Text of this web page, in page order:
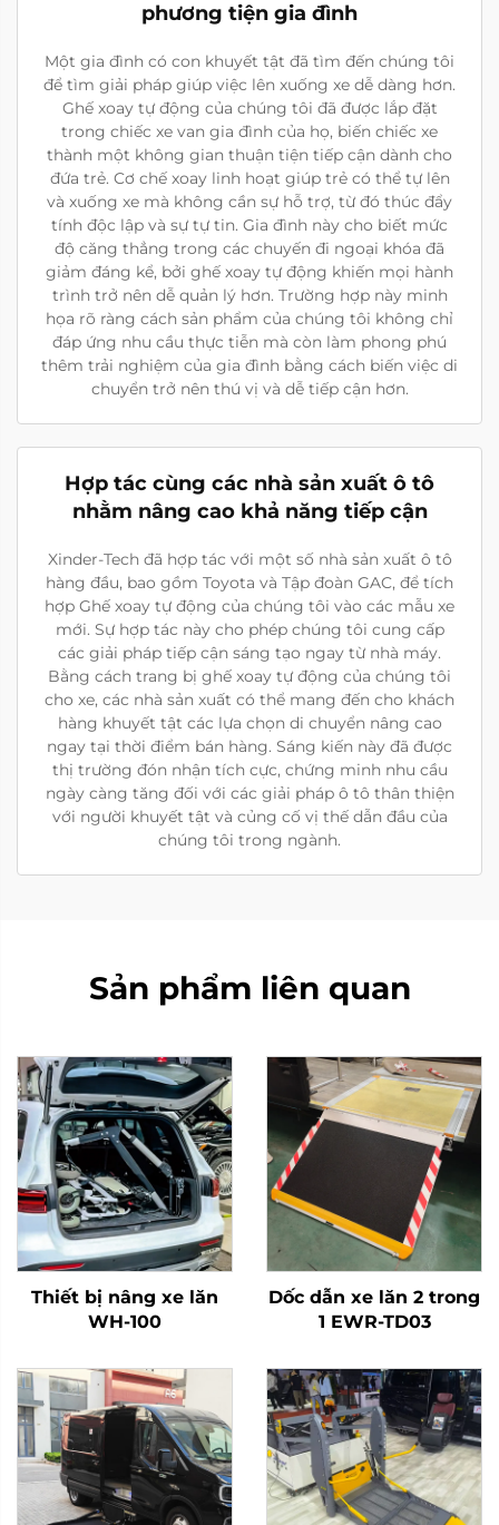
phương tiện gia đình
Một gia đình có con khuyết tật đã tìm đến chúng tôi
để tìm giải pháp giúp việc lên xuống xe dễ dàng hơn.
Ghế xoay tự động của chúng tôi đã được lắp đặt
trong chiếc xe van gia đình của họ, biến chiếc xe
thành một không gian thuận tiện tiếp cận dành cho
đứa trẻ. Cơ chế xoay linh hoạt giúp trẻ có thể tự lên
và xuống xe mà không cần sự hỗ trợ, từ đó thúc đẩy
tính độc lập và sự tự tin. Gia đình này cho biết mức
độ căng thẳng trong các chuyến đi ngoại khóa đã
giảm đáng kể, bởi ghế xoay tự động khiến mọi hành
trình trở nên dễ quản lý hơn. Trường hợp này minh
họa rõ ràng cách sản phẩm của chúng tôi không chỉ
đáp ứng nhu cầu thực tiễn mà còn làm phong phú
thêm trải nghiệm của gia đình bằng cách biến việc di
chuyển trở nên thú vị và dễ tiếp cận hơn.
Hợp tác cùng các nhà sản xuất ô tô
nhằm nâng cao khả năng tiếp cận
Xinder-Tech đã hợp tác với một số nhà sản xuất ô tô
hàng đầu, bao gồm Toyota và Tập đoàn GAC, để tích
hợp Ghế xoay tự động của chúng tôi vào các mẫu xe
mới. Sự hợp tác này cho phép chúng tôi cung cấp
các giải pháp tiếp cận sáng tạo ngay từ nhà máy.
Bằng cách trang bị ghế xoay tự động của chúng tôi
cho xe, các nhà sản xuất có thể mang đến cho khách
hàng khuyết tật các lựa chọn di chuyển nâng cao
ngay tại thời điểm bán hàng. Sáng kiến này đã được
thị trường đón nhận tích cực, chứng minh nhu cầu
ngày càng tăng đối với các giải pháp ô tô thân thiện
với người khuyết tật và củng cố vị thế dẫn đầu của
chúng tôi trong ngành.
Sản phẩm liên quan
Thiết bị nâng xe lăn
WH-100
Dốc dẫn xe lăn 2 trong
1 EWR-TD03